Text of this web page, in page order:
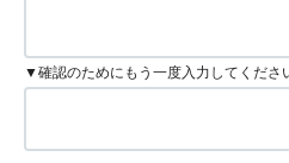
▼確認のためにもう一度入力してくださ